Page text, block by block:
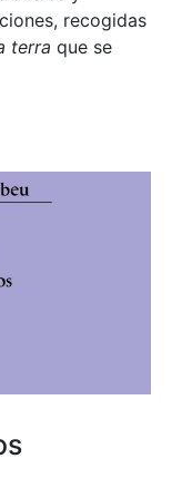
recogidas
terra que se